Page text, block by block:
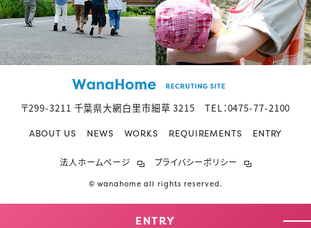
ENTRY
〒299-3211 千葉県大網白里市細草 3215 TEL：0475-77-2100
ABOUT US NEWS WORKS REQUIREMENTS ENTRY
法人ホームページ プライバシーポリシー
© wanahome all rights reserved.